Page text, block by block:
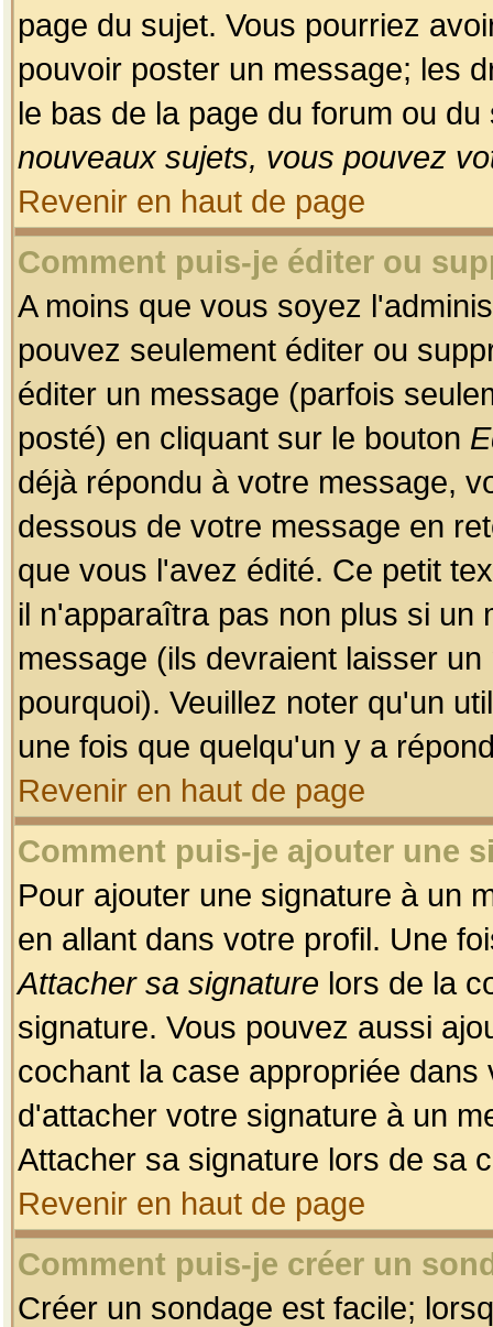
page du sujet. Vous pourriez
pouvoir poster un message; les
le bas de la page du forum ou
nouveaux sujets, vous pouvez
Revenir en haut de page
Comment puis-je éditer ou
A moins que vous soyez
pouvez seulement éditer ou
éditer un message (parfois
posté) en cliquant sur le bouton
déjà répondu à votre message,
dessous de votre message en
que vous l'avez édité. Ce petit
il n'apparaîtra pas non plus si un
message (ils devraient laisser
pourquoi). Veuillez noter qu'un
une fois que quelqu'un y a
Revenir en haut de page
Comment puis-je ajouter une
Pour ajouter une signature à un
en allant dans votre profil. Une
Attacher sa signature lors de la
signature. Vous pouvez aussi
cochant la case appropriée
d'attacher votre signature à un
Attacher sa signature lors de sa
Revenir en haut de page
Comment puis-je créer un
Créer un sondage est facile;